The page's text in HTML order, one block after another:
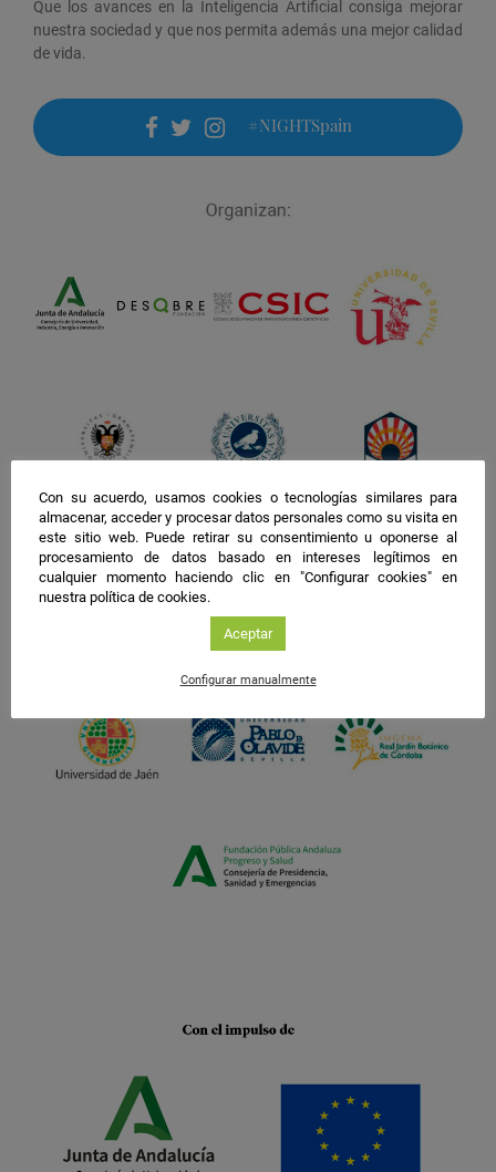
Que los avances en la Inteligencia Artificial consiga mejorar
nuestra sociedad y que nos permita además una mejor calidad
de vida.
facebook
twitter
instagram
#NIGHTSpain
Con su acuerdo, usamos cookies o tecnologías similares para
almacenar, acceder y procesar datos personales como su visita en
este sitio web. Puede retirar su consentimiento u oponerse al
procesamiento de datos basado en intereses legítimos en
cualquier momento haciendo clic en "Configurar cookies" en
nuestra política de cookies.
Aceptar
Configurar manualmente